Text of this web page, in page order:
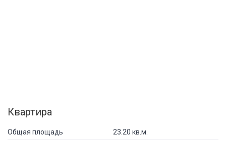
Квартира
Общая площадь 23.20 кв.м.